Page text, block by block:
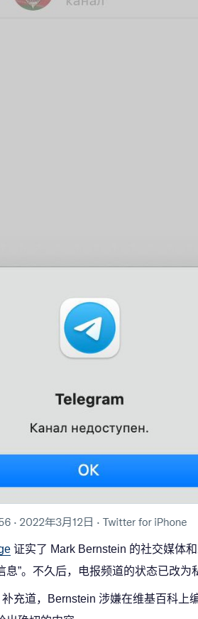
证实了 Mark Bernstein 的社交媒体
息”。不久后，电报频道的状态已改为
补充道，Bernstein 涉嫌在维基百科上